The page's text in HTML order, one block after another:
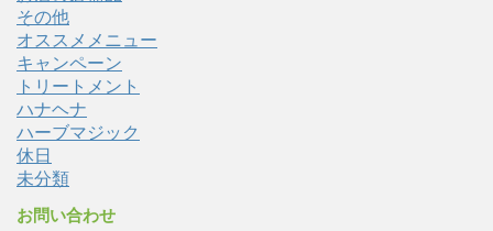
その他
オススメメニュー
キャンペーン
トリートメント
ハナヘナ
ハーブマジック
休日
未分類
お問い合わせ